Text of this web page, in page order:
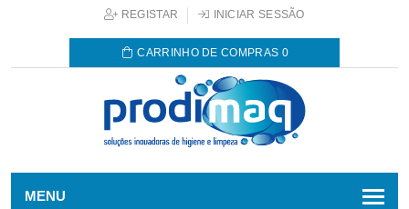
REGISTAR INICIAR SESSÃO
CARRINHO DE COMPRAS 0
MENU